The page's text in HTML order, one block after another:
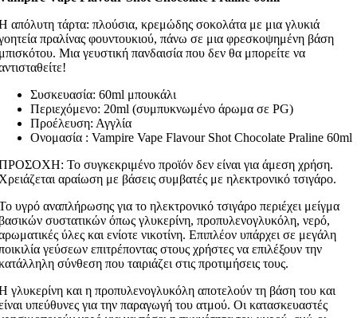
απόλυτη τάρτα: πλούσια, κρεμώδης σοκολάτα με μια γλυκιά
πραλίνας φουντουκιού, πάνω σε μια φρεσκοψημένη βάση
Μια γευστική πανδαισία που δεν θα μπορείτε να
Συσκευασία: 60ml μπουκάλι
Περιεχόμενο: 20ml (συμπυκνωμένο άρωμα σε PG)
Προέλευση: Αγγλία
Ονομασία : Vampire Vape Flavour Shot Chocolate Praline 60ml
Το συγκεκριμένο προϊόν δεν είναι για άμεση χρήση.
αραίωση με βάσεις συμβατές με ηλεκτρονικό τσιγάρο.
υγρό αναπλήρωσης για το ηλεκτρονικό τσιγάρο περιέχει μείγμα
συστατικών όπως γλυκερίνη, προπυλενογλυκόλη, νερό,
ύλες και ενίοτε νικοτίνη. Επιπλέον υπάρχει σε μεγάλη
γεύσεων επιτρέποντας στους χρήστες να επιλέξουν την
σύνθεση που ταιριάζει στις προτιμήσεις τους.
γλυκερίνη και η προπυλενογλυκόλη αποτελούν τη βάση του και
υπεύθυνες για την παραγωγή του ατμού. Οι κατασκευαστές